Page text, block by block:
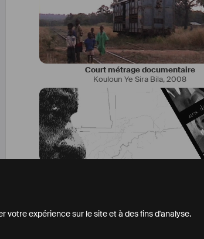
expérience sur le site et à des fins d'analyse.
Court métrage documentaire
Kouloun Ye Sira Bila,2008